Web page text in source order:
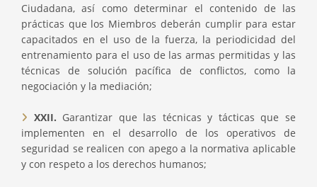
Ciudadana, así como determinar el contenido de las
prácticas que los Miembros deberán cumplir para estar
capacitados en el uso de la fuerza, la periodicidad del
entrenamiento para el uso de las armas permitidas y las
técnicas de solución pacífica de conflictos, como la
negociación y la mediación;
XXII. Garantizar que las técnicas y tácticas que se
implementen en el desarrollo de los operativos de
seguridad se realicen con apego a la normativa aplicable
y con respeto a los derechos humanos;